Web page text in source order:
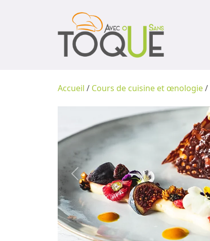
Accueil / Cours de cuisine et œnologie/
Previous